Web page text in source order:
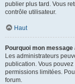
publier plus tard. Vous
contrôle utilisateur.
Haut
Pourquoi mon message
Les administrateurs
publication. Vous
permissions limitées.
forum.